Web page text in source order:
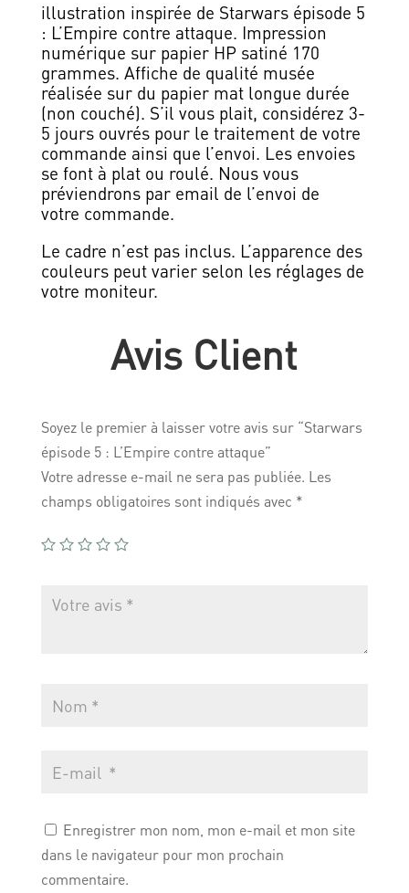
illustration inspirée de Starwars épisode 5
: L’Empire contre attaque. Impression
numérique sur papier HP satiné 170
grammes. Affiche de qualité musée
réalisée sur du papier mat longue durée
(non couché). S’il vous plait, considérez 3-
5 jours ouvrés pour le traitement de votre
commande ainsi que l’envoi. Les envoies
se font à plat ou roulé. Nous vous
préviendrons par email de l’envoi de
votre commande.
Le cadre n’est pas inclus. L’apparence des
couleurs peut varier selon les réglages de
votre moniteur.
Avis Client
Soyez le premier à laisser votre avis sur “Starwars
épisode 5 : L’Empire contre attaque”
Votre adresse e-mail ne sera pas publiée. Les
champs obligatoires sont indiqués avec *
Enregistrer mon nom, mon e-mail et mon site
dans le navigateur pour mon prochain
commentaire.